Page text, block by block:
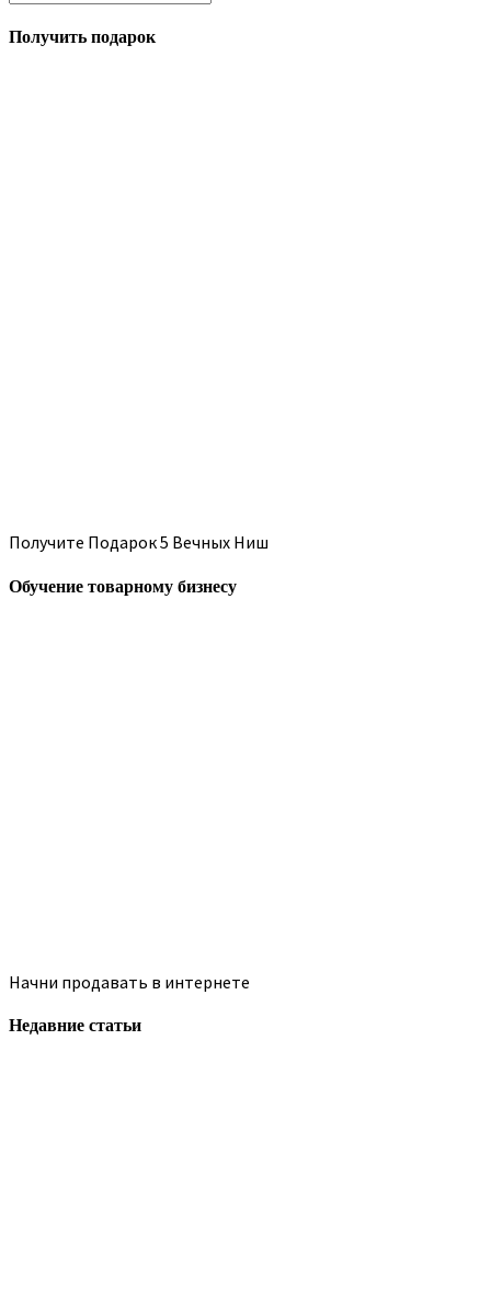
Получить подарок
Получите Подарок 5 Вечных Ниш
Обучение товарному бизнесу
Начни продавать в интернете
Недавние статьи